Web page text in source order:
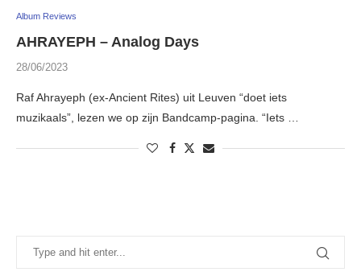
Album Reviews
AHRAYEPH – Analog Days
28/06/2023
Raf Ahrayeph (ex-Ancient Rites) uit Leuven “doet iets
muzikaals”, lezen we op zijn Bandcamp-pagina. “Iets …